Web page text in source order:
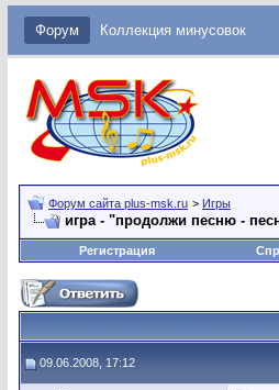
Форум Коллекция минусовок
Форум сайта plus-msk.ru > Игры
игра - "продолжи песню -
Регистрация
09.06.2008, 17:12